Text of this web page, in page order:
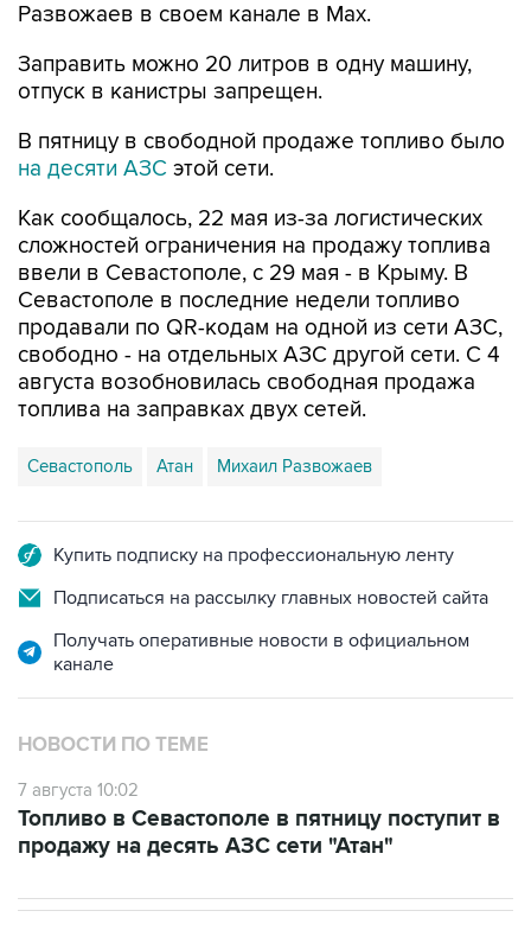
Заправить можно 20 литров в одну машину,
В пятницу в свободной продаже топливо было
Как сообщалось, 22 мая из-за логистических
ввели в Севастополе, с 29 мая - в Крыму. В
Севастополе в последние недели топливо
продавали по QR-кодам на одной из сети АЗС,
свободно - на отдельных АЗС другой сети. С 4
августа возобновилась свободная продажа
топлива на заправках двух сетей.
Севастополь Атан Михаил Развожаев
Подписаться на рассылку главных новостей сайта
Получать оперативные новости в официальном
НОВОСТИ ПО ТЕМЕ
7 августа 10:02
продажу на десять АЗС сети "Атан"